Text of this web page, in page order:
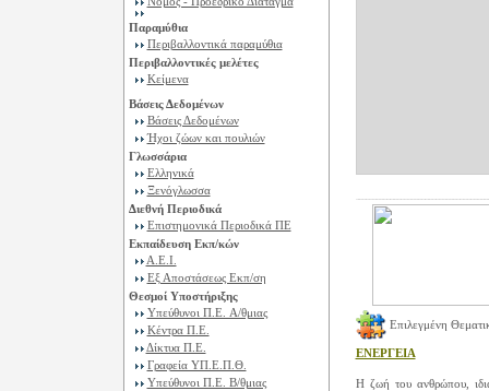
Παραμύθια
Περιβαλλοντικά παραμύθια
Περιβαλλοντικές μελέτες
Κείμενα
Βάσεις Δεδομένων
Βάσεις Δεδομένων
Ήχοι ζώων και πουλιών
Γλωσσάρια
Ελληνικά
Ξενόγλωσσα
Διεθνή Περιοδικά
Επιστημονικά Περιοδικά ΠΕ
Εκπαίδευση Εκπ/κών
Α.Ε.Ι.
Εξ Αποστάσεως Εκπ/ση
Θεσμοί Υποστήριξης
Υπεύθυνοι Π.Ε. A/θμιας
Κέντρα Π.Ε.
Δίκτυα Π.Ε.
Γραφεία ΥΠ.Ε.Π.Θ.
Υπεύθυνοι Π.Ε. B/θμιας
Επιλεγμένη
ΕΝΕΡΓΕΙΑ
Η ζωή του ανθρώπου,